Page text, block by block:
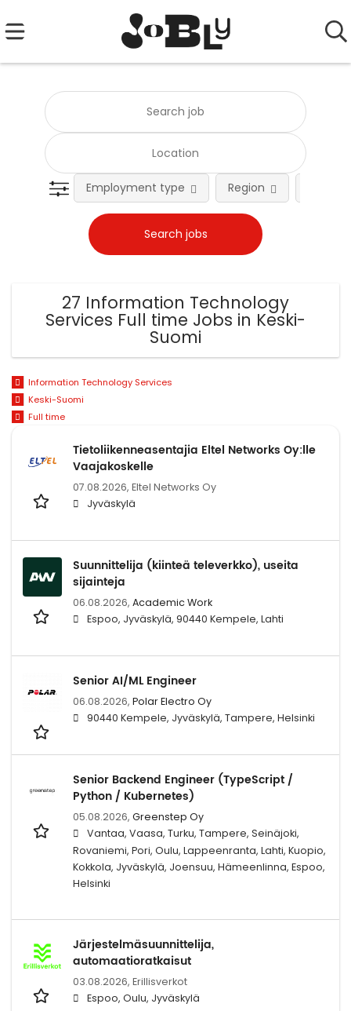
Employment type Region
27 Information Technology
Services Full time Jobs in Keski-
Suomi
Information Technology Services
Keski-Suomi
Full time
Tietoliikenneasentajia Eltel Networks Oy:lle
Vaajakoskelle
07.08.2026, Eltel Networks Oy
Jyväskylä
Suunnittelija (kiinteä televerkko), useita
sijainteja
06.08.2026, Academic Work
Espoo, Jyväskylä, 90440 Kempele, Lahti
Senior AI/ML Engineer
06.08.2026, Polar Electro Oy
90440 Kempele, Jyväskylä, Tampere, Helsinki
Senior Backend Engineer (TypeScript /
Python / Kubernetes)
05.08.2026, Greenstep Oy
Vantaa, Vaasa, Turku, Tampere, Seinäjoki,
Rovaniemi, Pori, Oulu, Lappeenranta, Lahti, Kuopio,
Kokkola, Jyväskylä, Joensuu, Hämeenlinna, Espoo,
Helsinki
Järjestelmäsuunnittelija,
automaatioratkaisut
03.08.2026, Erillisverkot
Espoo, Oulu, Jyväskylä